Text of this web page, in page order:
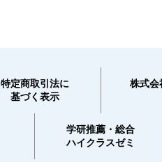
特定商取引法に
基づく表示
株式
学研推薦・総合
ハイクラスゼミ